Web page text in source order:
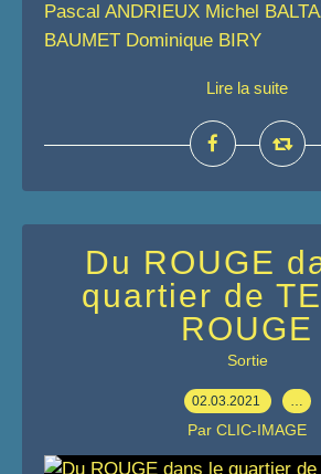
Pascal ANDRIEUX Michel
BAUMET Dominique BIRY
Lire la suite
Du ROUGE
quartier de
ROUGE
Sortie
02.03.2021 …
Par CLIC-IMAGE